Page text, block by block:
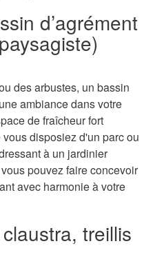
d’agrément
des arbustes, un bassin
ambiance dans votre
de fraîcheur fort
disposiez d'un parc ou
à un jardinier
pouvez faire concevoir
avec harmonie à votre
treillis